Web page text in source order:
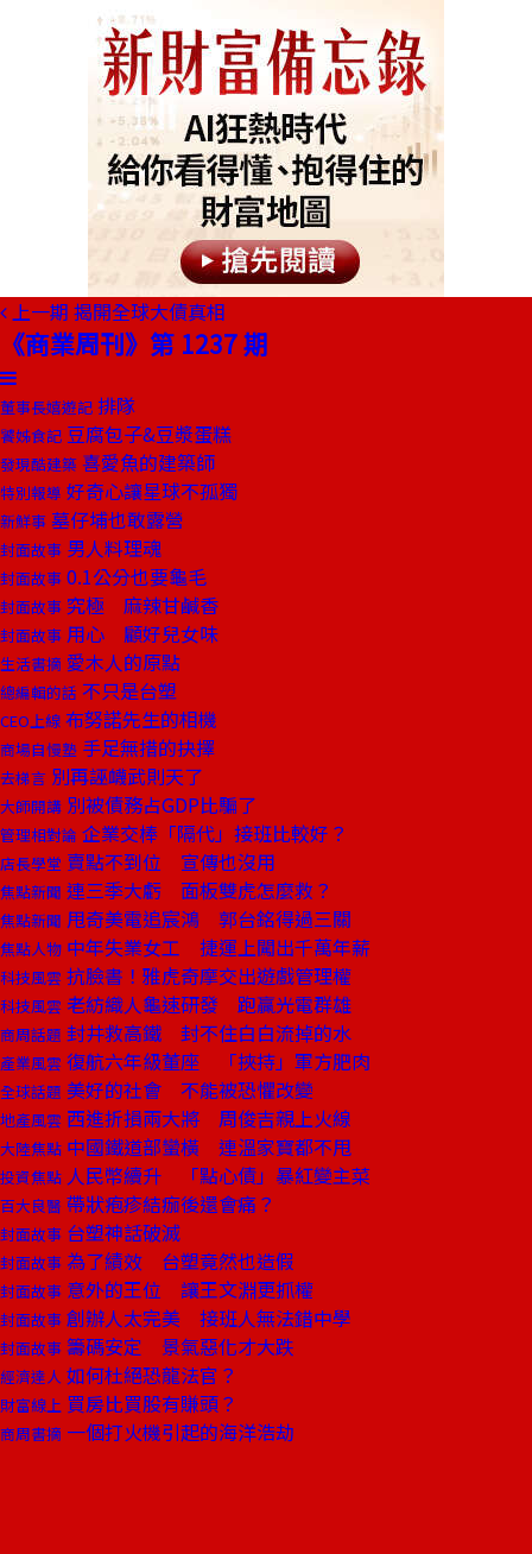
上一期 揭開全球大債真相
《商業周刊》第 1237 期
董事長嬉遊記 排隊
饕姊食記 豆腐包子&豆漿蛋糕
發現酷建築 喜愛魚的建築師
特別報導 好奇心讓星球不孤獨
新鮮事 墓仔埔也敢露營
封面故事 男人料理魂
封面故事 0.1公分也要龜毛
封面故事 究極 麻辣甘鹹香
封面故事 用心 顧好兒女味
生活書摘 愛木人的原點
總編輯的話 不只是台塑
CEO上線 布努諾先生的相機
商場自慢塾 手足無措的抉擇
去梯言 別再誣衊武則天了
大師開講 別被債務占GDP比騙了
管理相對論 企業交棒「隔代」接班比較好？
店長學堂 賣點不到位 宣傳也沒用
焦點新聞 連三季大虧 面板雙虎怎麼救？
焦點新聞 甩奇美電追宸鴻 郭台銘得過三關
焦點人物 中年失業女工 捷運上闖出千萬年薪
科技風雲 抗臉書！雅虎奇摩交出遊戲管理權
科技風雲 老紡織人龜速研發 跑贏光電群雄
商周話題 封井救高鐵 封不住白白流掉的水
產業風雲 復航六年級董座 「挾持」軍方肥肉
全球話題 美好的社會 不能被恐懼改變
地產風雲 西進折損兩大將 周俊吉親上火線
大陸焦點 中國鐵道部蠻橫 連溫家寶都不甩
投資焦點 人民幣續升 「點心債」暴紅變主菜
百大良醫 帶狀疱疹結痂後還會痛？
封面故事 台塑神話破滅
封面故事 為了績效 台塑竟然也造假
封面故事 意外的王位 讓王文淵更抓權
封面故事 創辦人太完美 接班人無法錯中學
封面故事 籌碼安定 景氣惡化才大跌
經濟達人 如何杜絕恐龍法官？
財富線上 買房比買股有賺頭？
商周書摘 一個打火機引起的海洋浩劫